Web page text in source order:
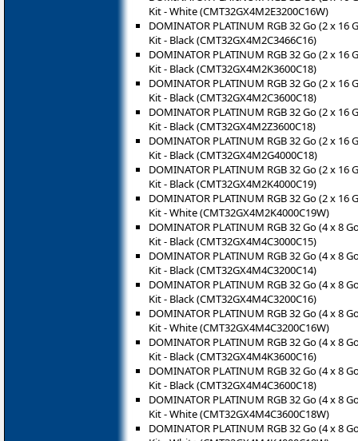
Kit - White (CMT32GX4M2E3200C16W)
DOMINATOR PLATINUM RGB 32 Go (2 x
Kit - Black (CMT32GX4M2C3466C16)
DOMINATOR PLATINUM RGB 32 Go (2 x
Kit - Black (CMT32GX4M2K3600C18)
DOMINATOR PLATINUM RGB 32 Go (2 x
Kit - Black (CMT32GX4M2C3600C18)
DOMINATOR PLATINUM RGB 32 Go (2 x
Kit - Black (CMT32GX4M2Z3600C18)
DOMINATOR PLATINUM RGB 32 Go (2 x
Kit - Black (CMT32GX4M2G4000C18)
DOMINATOR PLATINUM RGB 32 Go (2 x
Kit - Black (CMT32GX4M2K4000C19)
DOMINATOR PLATINUM RGB 32 Go (2 x
Kit - White (CMT32GX4M2K4000C19W)
DOMINATOR PLATINUM RGB 32 Go (4 x 8
Kit - Black (CMT32GX4M4C3000C15)
DOMINATOR PLATINUM RGB 32 Go (4 x 8
Kit - Black (CMT32GX4M4C3200C14)
DOMINATOR PLATINUM RGB 32 Go (4 x 8
Kit - Black (CMT32GX4M4C3200C16)
DOMINATOR PLATINUM RGB 32 Go (4 x 8
Kit - White (CMT32GX4M4C3200C16W)
DOMINATOR PLATINUM RGB 32 Go (4 x 8
Kit - Black (CMT32GX4M4K3600C16)
DOMINATOR PLATINUM RGB 32 Go (4 x 8
Kit - Black (CMT32GX4M4C3600C18)
DOMINATOR PLATINUM RGB 32 Go (4 x 8
Kit - White (CMT32GX4M4C3600C18W)
DOMINATOR PLATINUM RGB 32 Go (4 x 8